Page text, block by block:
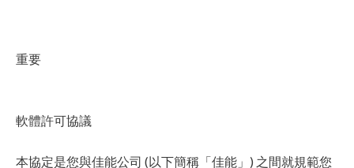
重要
軟體許可協議
本協定是您與佳能公司 (以下簡稱「佳能」) 之間就規範您